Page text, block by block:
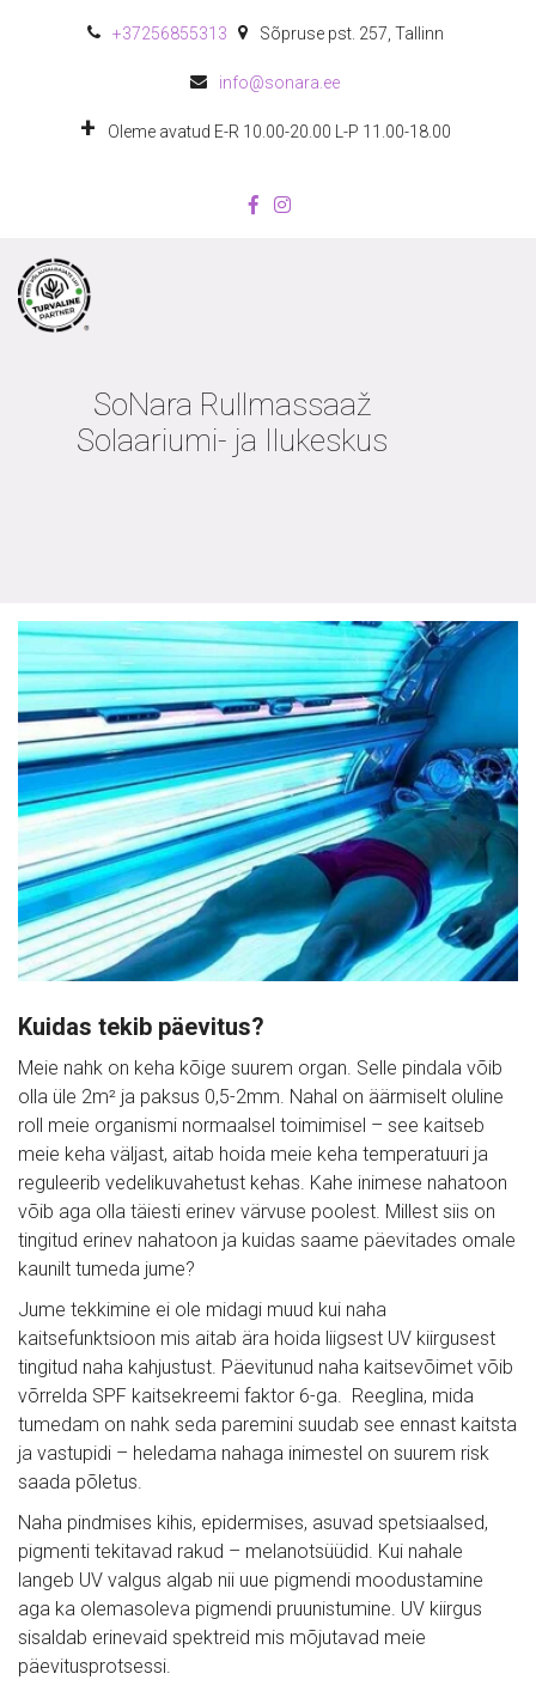
+37256855313 Sõpruse pst. 257 Tallinn
info@sonara.ee
Oleme avatud E-R 10.00-20.00 L-P 11.00-18.00
SoNara Rullmassaaž
Solaariumi- ja Ilukeskus
Kuidas tekib päevitus?
Meie nahk on keha kõige suurem organ. Selle pindala võib
olla üle 2m² ja paksus 0,5-2mm. Nahal on äärmiselt oluline
roll meie organismi normaalsel toimimisel – see kaitseb
meie keha väljast, aitab hoida meie keha temperatuuri ja
reguleerib vedelikuvahetust kehas. Kahe inimese nahatoon
võib aga olla täiesti erinev värvuse poolest. Millest siis on
tingitud erinev nahatoon ja kuidas saame päevitades omale
kaunilt tumeda jume?
Jume tekkimine ei ole midagi muud kui naha
kaitsefunktsioon mis aitab ära hoida liigsest UV kiirgusest
tingitud naha kahjustust. Päevitunud naha kaitsevõimet võib
võrrelda SPF kaitsekreemi faktor 6-ga.  Reeglina, mida
tumedam on nahk seda paremini suudab see ennast kaitsta
ja vastupidi – heledama nahaga inimestel on suurem risk
saada põletus.
Naha pindmises kihis, epidermises, asuvad spetsiaalsed,
pigmenti tekitavad rakud – melanotsüüdid. Kui nahale
langeb UV valgus algab nii uue pigmendi moodustamine
aga ka olemasoleva pigmendi pruunistumine. UV kiirgus
sisaldab erinevaid spektreid mis mõjutavad meie
päevitusprotsessi.